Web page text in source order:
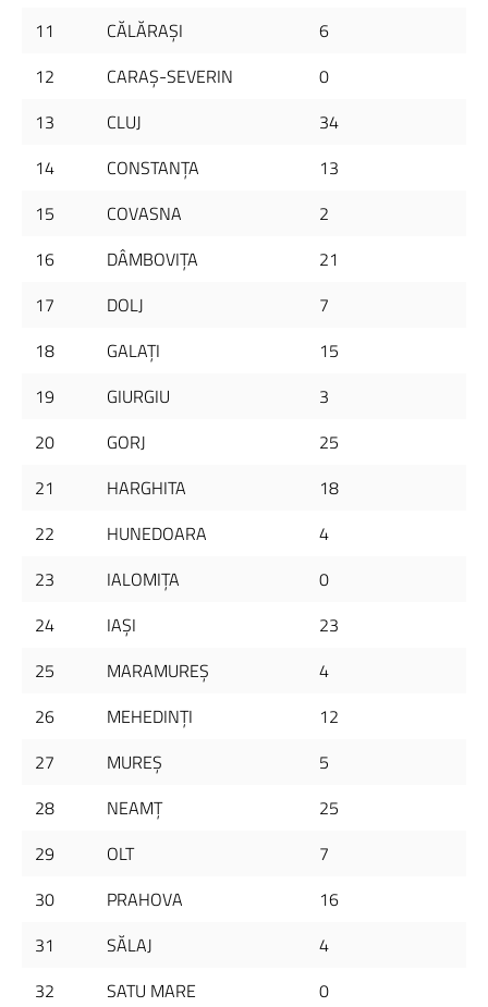
11
CĂLĂRAŞI
6
12
CARAŞ-SEVERIN
0
13
CLUJ
34
14
CONSTANŢA
13
15
COVASNA
2
16
DÂMBOVIŢA
21
17
DOLJ
7
18
GALAŢI
15
19
GIURGIU
3
20
GORJ
25
21
HARGHITA
18
22
HUNEDOARA
4
23
IALOMIŢA
0
24
IAŞI
23
25
MARAMUREŞ
4
26
MEHEDINŢI
12
27
MUREŞ
5
28
NEAMŢ
25
29
OLT
7
30
PRAHOVA
16
31
SĂLAJ
4
32
SATU MARE 0